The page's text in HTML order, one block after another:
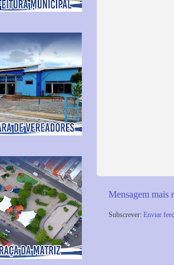
Mensagem mais
Subscrever: Enviar